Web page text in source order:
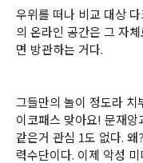
우위를 떠나 비교 대상
의 온라인 공간은 그 자
면 방관하는 거다.
그들만의 놀이 정도라 치
이코패스 맞아요! 문재앙
같은거 관심 1도 없다. 왜
력수단이다. 이제 악성